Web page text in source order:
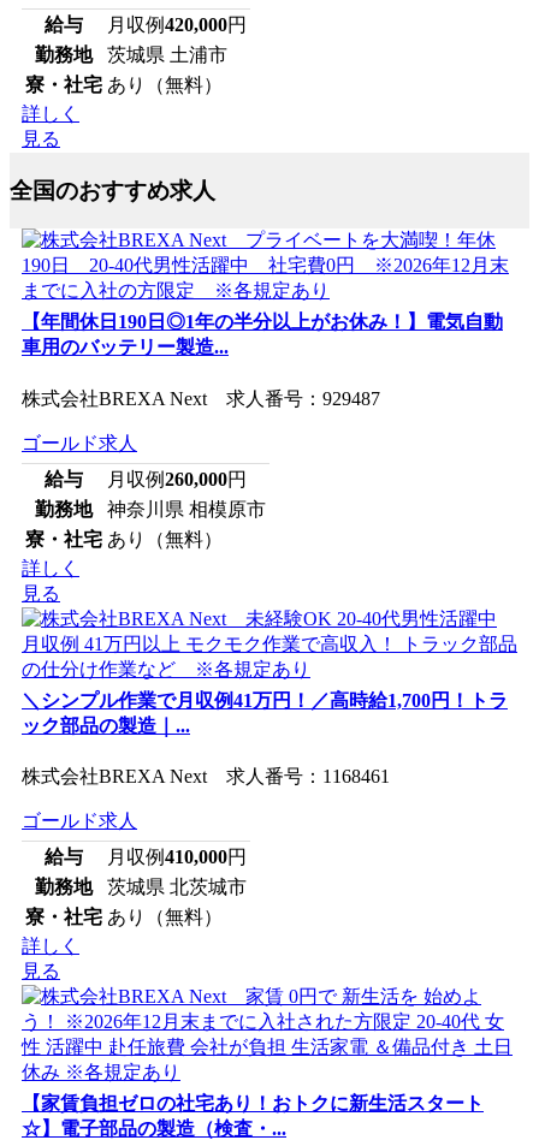
給与
月収例420,000円
勤務地
茨城県 土浦市
寮・社宅 あり（無料）
詳しく
見る
全国のおすすめ求人
【年間休日190日◎1年の半分以上がお休み！】電気自動
車用のバッテリー製造...
株式会社BREXA Next 求人番号：929487
ゴールド求人
給与
月収例260,000円
勤務地
神奈川県 相模原市
寮・社宅 あり（無料）
詳しく
見る
＼シンプル作業で月収例41万円！／高時給1,700円！トラ
ック部品の製造｜...
株式会社BREXA Next 求人番号：1168461
ゴールド求人
給与
月収例410,000円
勤務地
茨城県 北茨城市
寮・社宅 あり（無料）
詳しく
見る
【家賃負担ゼロの社宅あり！おトクに新生活スタート
☆】電子部品の製造（検査・...